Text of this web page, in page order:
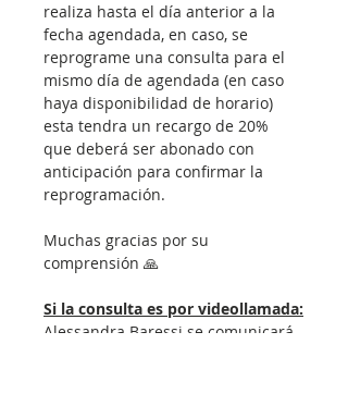
realiza hasta el día anterior a la
fecha agendada, en caso, se
reprograme una consulta para el
mismo día de agendada (en caso
haya disponibilidad de horario)
esta tendra un recargo de 20%
que deberá ser abonado con
anticipación para confirmar la
reprogramación.
Muchas gracias por su
comprensión 🙏
Si la consulta es por videollamada:
Alessandra Baressi se comunicará